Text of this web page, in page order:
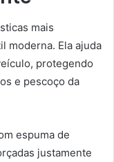
mais
moderna. Ela ajuda
protegendo
e pescoço da
espuma de
justamente